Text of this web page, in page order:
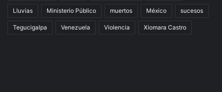
Lluvias Ministerio Público muertos México sucesos
Tegucigalpa Venezuela Violencia Xiomara Castro